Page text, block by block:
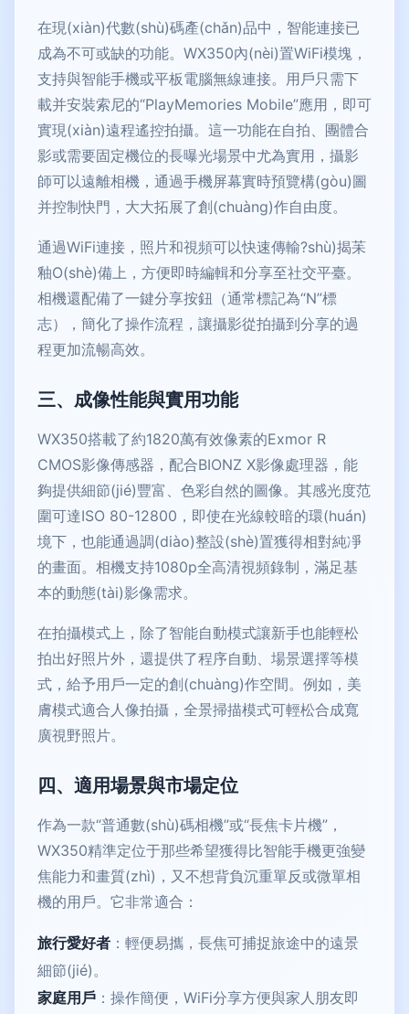
在現(xiàn)代數(shù)碼產(chǎn)品中，智能連接已
成為不可或缺的功能。WX350內(nèi)置WiFi模塊，
支持與智能手機或平板電腦無線連接。用戶只需下
載并安裝索尼的“PlayMemories Mobile”應用，即可
實現(xiàn)遠程遙控拍攝。這一功能在自拍、團體合
影或需要固定機位的長曝光場景中尤為實用，攝影
師可以遠離相機，通過手機屏幕實時預覽構(gòu)圖
并控制快門，大大拓展了創(chuàng)作自由度。
通過WiFi連接，照片和視頻可以快速傳輸?shù)揭苿
釉O(shè)備上，方便即時編輯和分享至社交平臺。
相機還配備了一鍵分享按鈕（通常標記為“N”標
志），簡化了操作流程，讓攝影從拍攝到分享的過
程更加流暢高效。
三、成像性能與實用功能
WX350搭載了約1820萬有效像素的Exmor R
CMOS影像傳感器，配合BIONZ X影像處理器，能
夠提供細節(jié)豐富、色彩自然的圖像。其感光度范
圍可達ISO 80-12800，即使在光線較暗的環(huán)
境下，也能通過調(diào)整設(shè)置獲得相對純凈
的畫面。相機支持1080p全高清視頻錄制，滿足基
本的動態(tài)影像需求。
在拍攝模式上，除了智能自動模式讓新手也能輕松
拍出好照片外，還提供了程序自動、場景選擇等模
式，給予用戶一定的創(chuàng)作空間。例如，美
膚模式適合人像拍攝，全景掃描模式可輕松合成寬
廣視野照片。
四、適用場景與市場定位
作為一款“普通數(shù)碼相機”或“長焦卡片機”，
WX350精準定位于那些希望獲得比智能手機更強變
焦能力和畫質(zhì)，又不想背負沉重單反或微單相
機的用戶。它非常適合：
旅行愛好者 ：輕便易攜，長焦可捕捉旅途中的遠景
細節(jié)。
家庭用戶 ：操作簡便，WiFi分享方便與家人朋友即